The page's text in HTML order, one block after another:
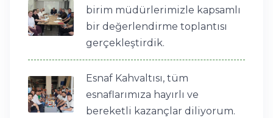
birim müdürlerimizle kapsamlı
bir değerlendirme toplantısı
gerçekleştirdik.
Esnaf Kahvaltısı, tüm
esnaflarımıza hayırlı ve
bereketli kazançlar diliyorum.